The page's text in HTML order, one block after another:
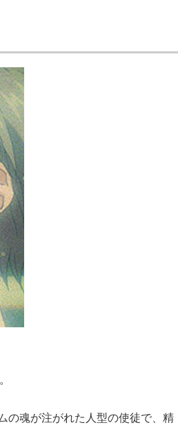
の魂が注がれた人型の使徒で、精